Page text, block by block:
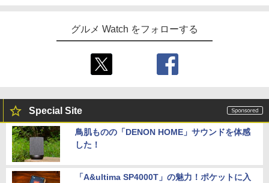
グルメ Watch をフォローする
Special Site
鳥肌ものの「DENON HOME」サウンドを体感
した！
「A&ultima SP4000T」の魅力！ポケットに入